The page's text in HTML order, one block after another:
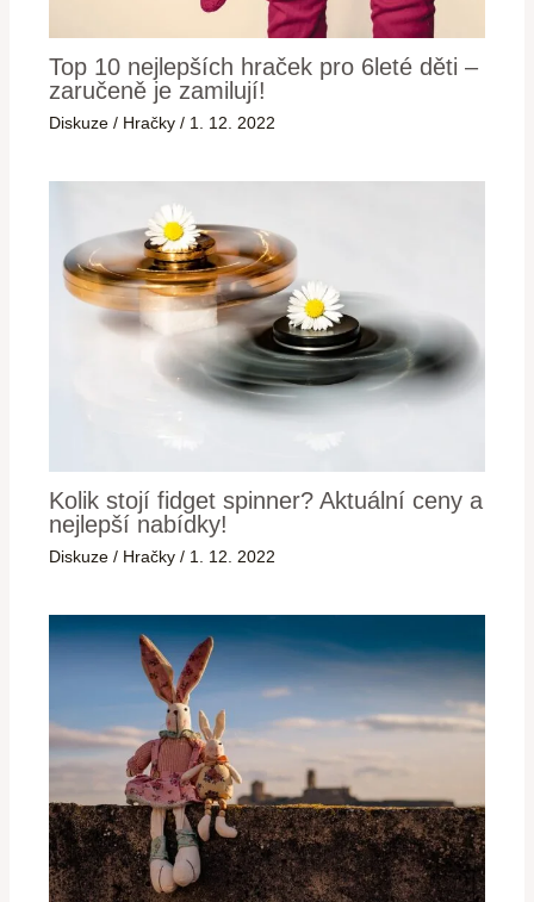
Top 10 nejlepších hraček pro 6leté děti –
zaručeně je zamilují!
Diskuze / Hračky / 1. 12. 2022
Kolik stojí fidget spinner? Aktuální ceny a
nejlepší nabídky!
Diskuze / Hračky / 1. 12. 2022